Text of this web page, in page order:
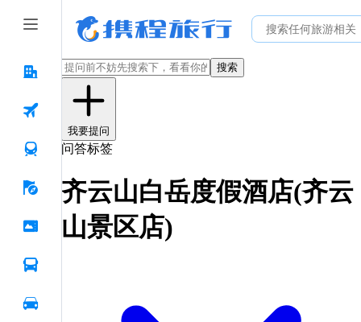
搜索
我要提问
问答标签
齐云山白岳度假酒店(齐云
山景区店)